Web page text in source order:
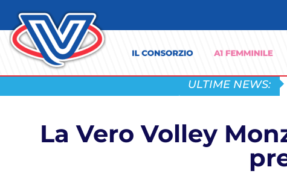
ULTIME NEWS:
La Vero Volley